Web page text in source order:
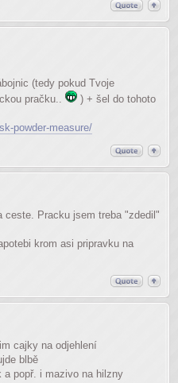
(tedy pokud Tvoje
pračku..
) + šel do tohoto
powder-measure/
Pracku jsem treba "zdedil"
krom asi pripravku na
cajky na odjehlení
blbě
a popř. i mazivo na hilzny